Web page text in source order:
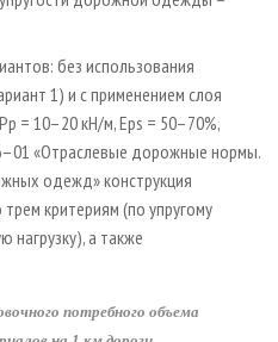
без использования
1) и с применением слоя
= 10–20 кН/м, Eps = 50–70%,
«Отраслевые дорожные нормы.
одежд» конструкция
критериям (по упругому
нагрузку), а также
потребного объема